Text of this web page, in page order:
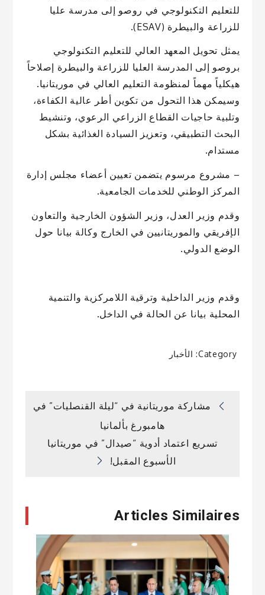
للتعليم التكنولوجي في روصو إلى مدرسة عليا
للزراعة والبيطرة (ESAV).
يمثل تحويل المعهد العالي للتعليم التكنولوجي
بروصو إلى المدرسة العليا للزراعة والبيطرة إصلاحاً
هيكلياً مهماً لمنظومة التعليم العالي في موريتانيا.
وسيمكن هذا التحول من تكوين أطر عالية الكفاءة،
وتلبية حاجيات القطاع الزراعي الرعوي، وتنشيط
البحث التطبيقي، وتعزيز السيادة الغذائية بشكل
مستدام.
– مشروع مرسوم يتضمن تعيين أعضاء مجلس إدارة
المركز الوطني للخدمات الجامعية.
وقدم وزير العدل، وزير الشؤون الخارجية والتعاون
الإفريقي والموريتانيين في الخارج وكالة بيانا حول
الوضع الدولي.
وقدم وزير الداخلية وترقية اللامركزية والتنمية
المحلية بيانا عن الحالة في الداخل.
Category: الأخبار
تصفّح
المقالات
مشاركة موريتانية في “ليلة القنصليات” في
هامبورغ بألمانيا
تسريع اعتماد أدوية “صيدال” في موريتانيا
الأسبوع المقبل!
Articles Similaires